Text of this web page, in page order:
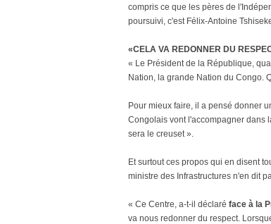
compris ce que les pères de
poursuivi, c'est Félix-Antoine
«CELA VA REDONNER DU
« Le Président de la République,
Nation, la grande Nation du Congo.
Pour mieux faire, il a pensé donner
Congolais vont l'accompagner dans
sera le creuset ».
Et surtout ces propos qui en disent
ministre des Infrastructures n'en dit
« Ce Centre, a-t-il déclaré face à la
va nous redonner du respect.